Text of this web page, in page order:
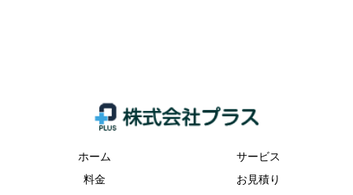
ホーム
サービス
料金
お見積り